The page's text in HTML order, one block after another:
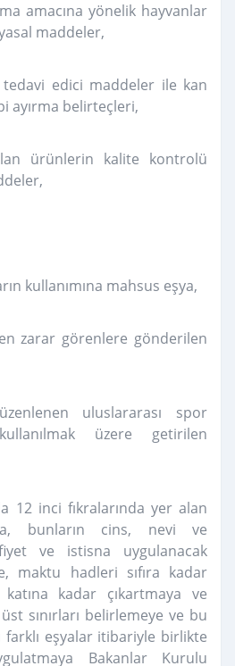
amacına yönelik hayvanlar
maddeler,
tedavi edici maddeler ile kan
ayırma belirteçleri,
ürünlerin kalite kontrolü
kullanımına mahsus eşya,
zarar görenlere gönderilen
uluslararası spor
üzere getirilen
12 inci fıkralarında yer alan
bunların cins, nevi ve
ve istisna uygulanacak
maktu hadleri sıfıra kadar
kadar çıkartmaya ve
sınırları belirlemeye ve bu
farklı eşyalar itibariyle birlikte
Bakanlar Kurulu